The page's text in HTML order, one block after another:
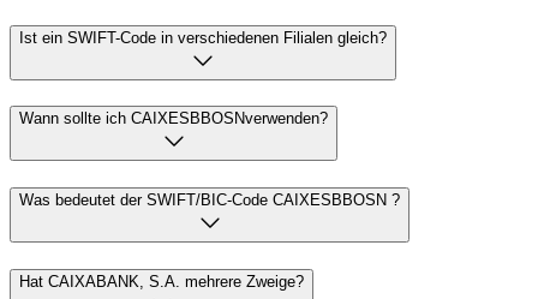
Ist ein SWIFT-Code in verschiedenen Filialen gleich?
Wann sollte ich CAIXESBBOSNverwenden?
Was bedeutet der SWIFT/BIC-Code CAIXESBBOSN ?
Hat CAIXABANK, S.A. mehrere Zweige?